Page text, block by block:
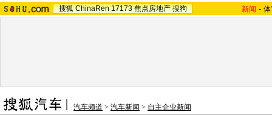
搜狐 ChinaRen 17173 焦点房地产 搜狗 新闻 -
汽车频道 > 汽车新闻 > 自主企业新闻